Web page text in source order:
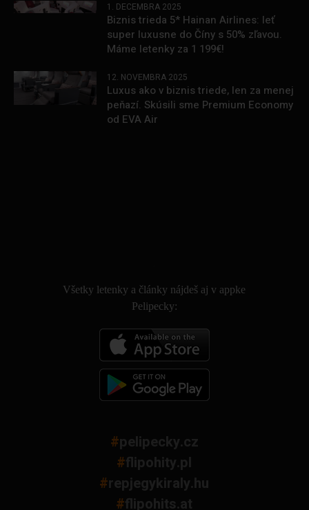
1. DECEMBRA 2025
Biznis trieda 5* Hainan Airlines: leť
super luxusne do Číny s 50% zľavou.
Máme letenky za 1 199€!
12. NOVEMBRA 2025
Luxus ako v biznis triede, len za menej
peňazí. Skúsili sme Premium Economy
od EVA Air
Všetky letenky a články nájdeš aj v appke
Pelipecky:
#pelipecky.cz
#flipohity.pl
#repjegykiraly.hu
#flipohits.at